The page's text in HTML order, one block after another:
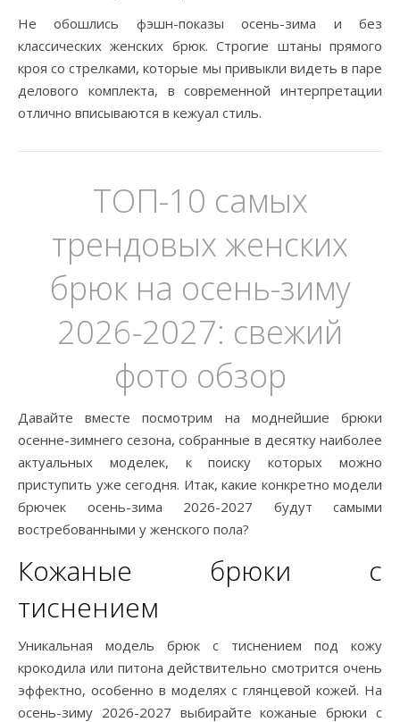
Не обошлись фэшн-показы осень-зима и без
классических женских брюк. Строгие штаны прямого
кроя со стрелками, которые мы привыкли видеть в паре
делового комплекта, в современной интерпретации
отлично вписываются в кежуал стиль.
ТОП-10 самых
трендовых женских
брюк на осень-зиму
2026-2027: свежий
фото обзор
Давайте вместе посмотрим на моднейшие брюки
осенне-зимнего сезона, собранные в десятку наиболее
актуальных моделек, к поиску которых можно
приступить уже сегодня. Итак, какие конкретно модели
брючек осень-зима 2026-2027 будут самыми
востребованными у женского пола?
Кожаные брюки с
тиснением
Уникальная модель брюк с тиснением под кожу
крокодила или питона действительно смотрится очень
эффектно, особенно в моделях с глянцевой кожей. На
осень-зиму 2026-2027 выбирайте кожаные брюки с